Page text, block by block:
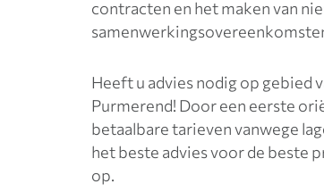
contracten en het maken van
Heeft u advies nodig op gebied
Purmerend! Door een eerste
betaalbare tarieven vanwege
het beste advies voor de beste
op.